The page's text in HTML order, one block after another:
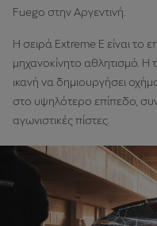
Fuego στην Αργεντινή.
Η σειρά Extreme E είναι το
μηχανοκίνητο αθλητισμό. Η
ικανή να δημιουργήσει
στο υψηλότερο επίπεδο,
αγωνιστικές πίστες.